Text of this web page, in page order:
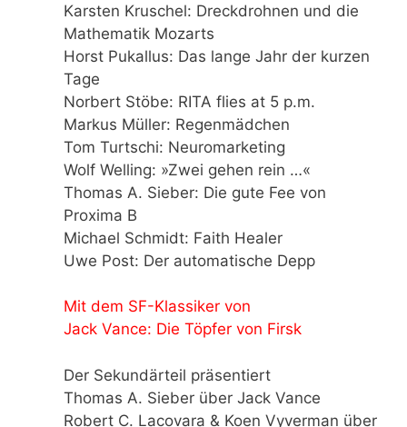
Karsten Kruschel: Dreckdrohnen und die
Mathematik Mozarts
Horst Pukallus: Das lange Jahr der kurzen
Tage
Norbert Stöbe: RITA flies at 5 p.m.
Markus Müller: Regenmädchen
Tom Turtschi: Neuromarketing
Wolf Welling: »Zwei gehen rein …«
Thomas A. Sieber: Die gute Fee von
Proxima B
Michael Schmidt: Faith Healer
Uwe Post: Der automatische Depp
Mit dem SF-Klassiker von
Jack Vance: Die Töpfer von Firsk
Der Sekundärteil präsentiert
Thomas A. Sieber über Jack Vance
Robert C. Lacovara & Koen Vyverman über